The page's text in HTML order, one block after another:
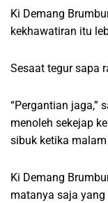
Ki Demang
kekhawatiran itu
Sesaat tegur sapa
“Pergantian jaga,”
menoleh sekejap
sibuk ketika
Ki Demang
matanya saja